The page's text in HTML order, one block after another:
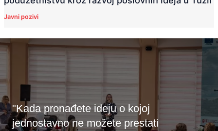
Javni pozivi
"Kada pronađete ideju o kojoj
jednostavno ne možete prestati